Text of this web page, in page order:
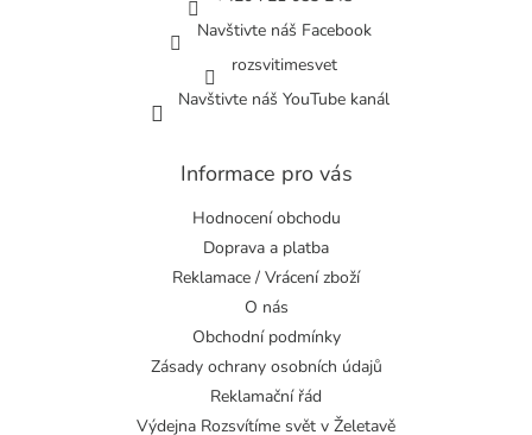
Navštivte náš Facebook
rozsvitimesvet
Navštivte náš YouTube kanál
Informace pro vás
Hodnocení obchodu
Doprava a platba
Reklamace / Vrácení zboží
O nás
Obchodní podmínky
Zásady ochrany osobních údajů
Reklamační řád
Výdejna Rozsvítíme svět v Želetavě